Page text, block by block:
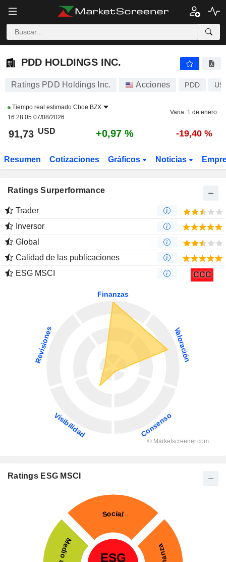
PDD HOLDINGS INC.
PDD HOLDINGS INC.
Ratings PDD Holdings Inc. Acciones PDD
Tiempo real estimado Cboe BZX
16:28:05 07/08/2026
Varia. 1 de enero.
91,73 USD +0,97 % -19,40 %
Resumen Cotizaciones Gráficos Noticias
Ratings Surperformance
Trader
Inversor
Global
Calidad de las publicaciones
ESG MSCI
CCC
Ratings ESG MSCI